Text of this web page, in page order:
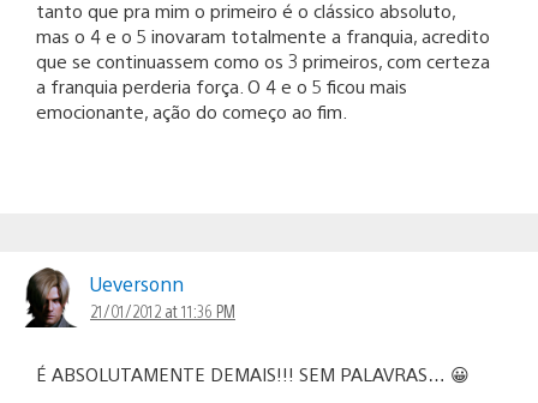
tanto que pra mim o primeiro é o clássico absoluto,
mas o 4 e o 5 inovaram totalmente a franquia, acredito
que se continuassem como os 3 primeiros, com certeza
a franquia perderia força. O 4 e o 5 ficou mais
emocionante, ação do começo ao fim.
Ueversonn
21/01/2012 at 11:36 PM
É ABSOLUTAMENTE DEMAIS!!! SEM PALAVRAS… 😀